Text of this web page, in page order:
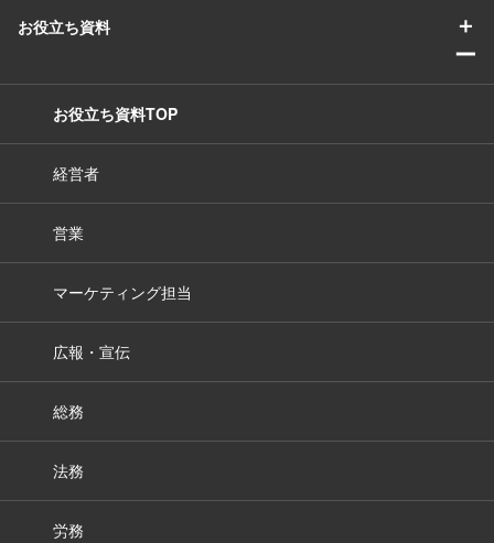
お役立ち資料
＋
ー
お役立ち資料TOP
経営者
営業
マーケティング担当
広報・宣伝
総務
法務
労務